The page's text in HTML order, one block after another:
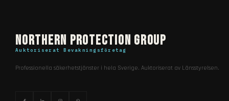
Northern Protection Group
Auktoriserat Bevakningsföretag
Professionella säkerhetstjänster i hela Sverige. Auktoriserat av Länsstyrelsen.